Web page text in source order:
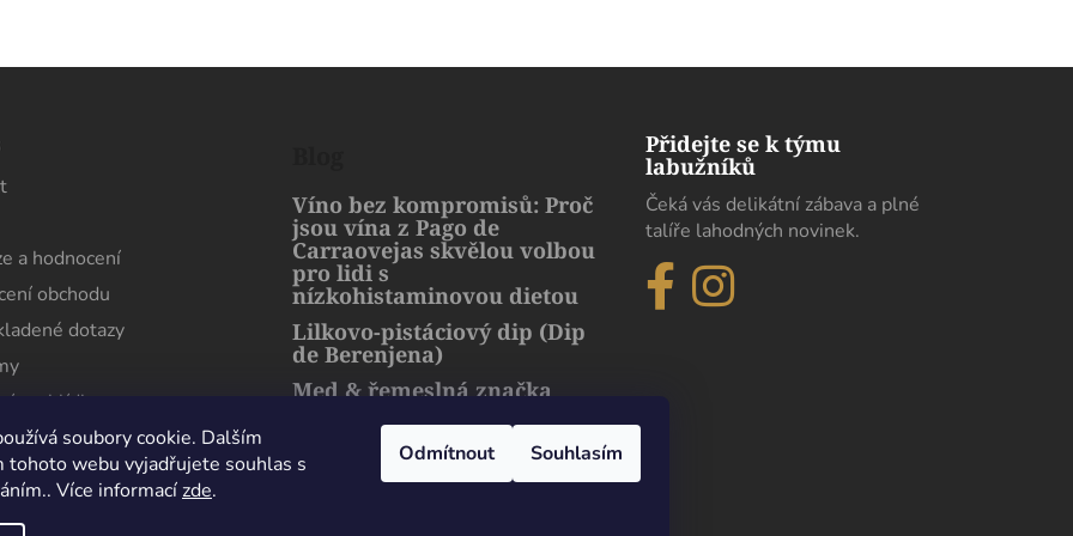
soubory cookie. Dalším
tohoto webu vyjadřujete souhlas s
Více informacízde.
Odmítnout Souhlasím
a hodnocení
obchodu
dotazy
prohlídka
Víno bez kompromisů: Proč
jsou vína z Pago de
Carraovejas skvělou volbou
pro lidi s
nízkohistaminovou dietou
Lilkovo-pistáciový dip (Dip
de Berenjena)
Med & řemeslná značka
harmonie přírody a luxusu
Přidejte se k týmu
labužníků
Čeká vás delikátní zábava a plné
talíře lahodných novinek.
spokojenost, sehnal jsem zde lahev